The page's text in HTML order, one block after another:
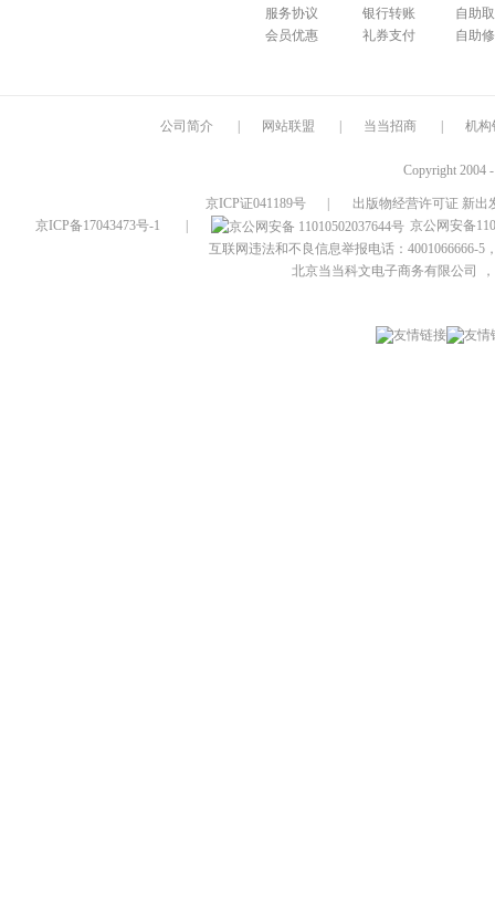
服务协议
会员优惠
银行转账
礼券支付
自助
自助
公司简介 网站联盟 当当招商 机构
Copyright 2004
京ICP证041189号
出版物经营许可证 新出
京ICP备17043473号-1
京公网安备
互联网违法和不良信息举报电话：4001066666-5
北京当当科文电子商务有限公司